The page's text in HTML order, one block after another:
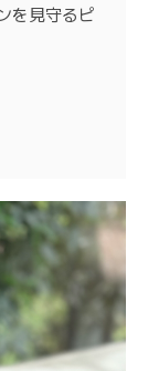
を見守るピ